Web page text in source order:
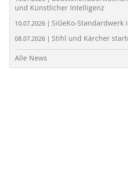
und Künstlicher Intelligenz
10.07.2026 | SiGeKo-Standardwerk
08.07.2026 | Stihl und Kärcher
Alle News